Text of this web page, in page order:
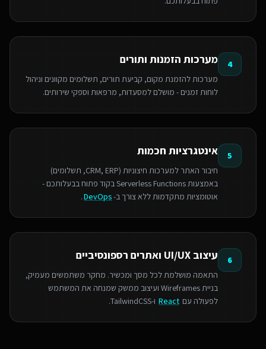
4 מערכות הזמנות ותורים
מערכות להזמנת מקום, קביעת תורים, תשלומים מקוונים וניהול
לוחות זמנים - מושלם למסעדות, מרפאות וספקי שירותים.
5 אינטגרציות חכמות
חיבור האתר למערכות חיצוניות (CRM, ERP, תשלומים)
באמצעות Serverless Functions בקוד פתוח בבעלותכם -
אוטומציות מתקדמות ללא צורך ב-DevOps
.
6 עיצוב UI/UX ואתרים רספונסיביים
התאמה מושלמת לכל מסך ומכשיר. מחקר משתמשים מעמיק,
בניית Wireframes ועיצוב ממשק שמנחה את המשתמש
לפעולה עם React ו-TailwindCSS.